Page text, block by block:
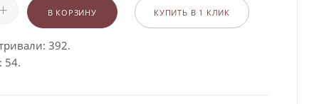
В КОРЗИНУ КУПИТЬ В 1 КЛИК
392.
54.